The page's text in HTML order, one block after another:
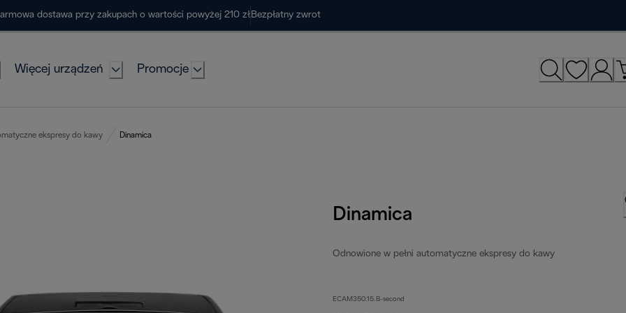
dostawa przy zakupach o wartości powyżej 210 zł Bezpłatny zwrot
Więcej urządzeń Promocje
ekspresy do kawy Dinamica
Dinamica
Odnowione w pełni automatyczne ekspresy do kawy
ECAM350.15.B-second